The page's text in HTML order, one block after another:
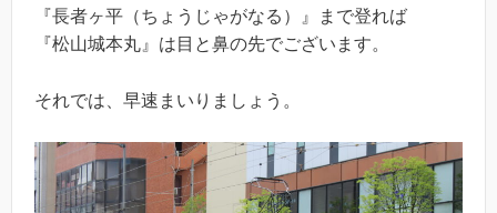
『長者ヶ平（ちょうじゃがなる）』まで登れば
『松山城本丸』は目と鼻の先でございます。
それでは、早速まいりましょう。